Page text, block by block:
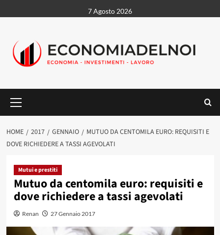
al
7 Agosto 2026
principale
HOME 2017 GENNAIO
MUTUO DA CENTOMILA EURO: REQUISITI E
DOVE RICHIEDERE A TASSI AGEVOLATI
Mutui e prestiti
Mutuo da centomila euro: requisiti e
dove richiedere a tassi agevolati
Renan 27 Gennaio 2017